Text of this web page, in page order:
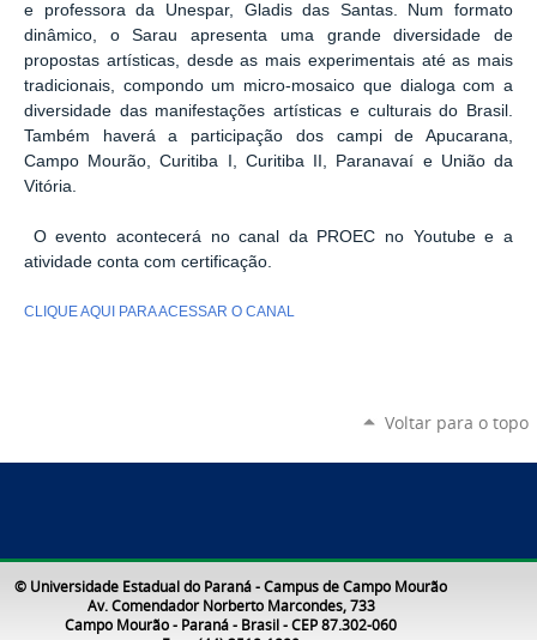
e professora da Unespar, Gladis das Santas. Num formato
dinâmico, o Sarau apresenta uma grande diversidade de
propostas artísticas, desde as mais experimentais até as mais
tradicionais, compondo um micro-mosaico que dialoga com a
diversidade das manifestações artísticas e culturais do Brasil.
Também haverá a participação dos campi de Apucarana,
Campo Mourão, Curitiba I, Curitiba II, Paranavaí e União da
Vitória.
O evento acontecerá no canal da PROEC no Youtube e a
atividade conta com certificação.
CLIQUE AQUI PARA ACESSAR O CANAL
Voltar para o topo
© Universidade Estadual do Paraná - Campus de Campo Mourão
Av. Comendador Norberto Marcondes, 733
Campo Mourão - Paraná - Brasil - CEP 87.302-060